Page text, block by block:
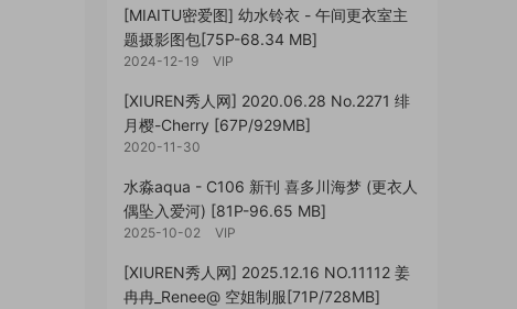
[MIAITU密爱图] 幼水铃衣 - 午间更衣室主
题摄影图包[75P-68.34 MB]
2024-12-19 VIP
[XIUREN秀人网] 2020.06.28 No.2271 绯
月樱-Cherry [67P/929MB]
2020-11-30
水淼aqua - C106 新刊 喜多川海梦 (更衣人
偶坠入爱河) [81P-96.65 MB]
2025-10-02 VIP
[XIUREN秀人网] 2025.12.16 NO.11112 姜
冉冉_Renee@ 空姐制服[71P/728MB]